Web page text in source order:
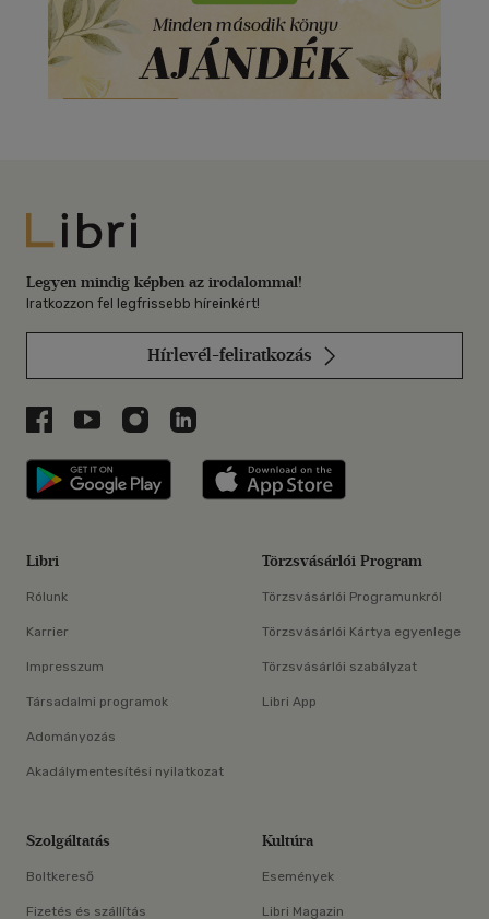
Libri
Legyen mindig képben az irodalommal!
Iratkozzon fel legfrissebb híreinkért!
Hírlevél-feliratkozás
Libri a Facebookon
Libri a Youtube-on
Libri az Instagramon
Libri a LinkedInen
Libri applikáció Szerezd meg: Google
Libri
Rólunk
Karrier
Impresszum
Társadalmi programok
Adományozás
Akadálymentesítési nyilatkozat
Törzsvásárlói Program
Törzsvásárlói Programunkról
Törzsvásárlói Kártya egyenlege
Törzsvásárlói szabályzat
Libri App
Szolgáltatás
Boltkereső
Fizetés és szállítás
Kultúra
Események
Libri Magazin